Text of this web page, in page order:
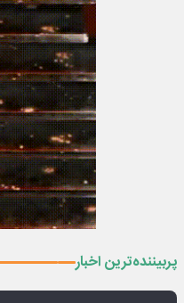
پربیننده‌ترین اخبار